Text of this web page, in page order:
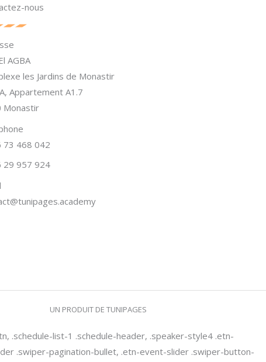
nous
AGBA
les Jardins de Monastir
Appartement A1.7
Monastir
73 468 042
29 957 924
UN PRODUIT DE TUNIPAGES
list-1 .schedule-header, .speaker-style4 .etn-
.swiper-pagination-bullet, .etn-event-slider .swiper-button-